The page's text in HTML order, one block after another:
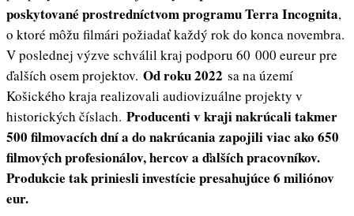
poskytované prostredníctvom programu Terra Incognita,
o ktoré môžu filmári požiadať každý rok do konca novembra.
V poslednej výzve schválil kraj podporu 60 000 eureur pre
ďalších osem projektov. Od roku 2022 sa na území
Košického kraja realizovali audiovizuálne projekty v
historických číslach. Producenti v kraji nakrúcali takmer
500 filmovacích dní a do nakrúcania zapojili viac ako 650
filmových profesionálov, hercov a ďalších pracovníkov.
Produkcie tak priniesli investície presahujúce 6 miliónov
eur.